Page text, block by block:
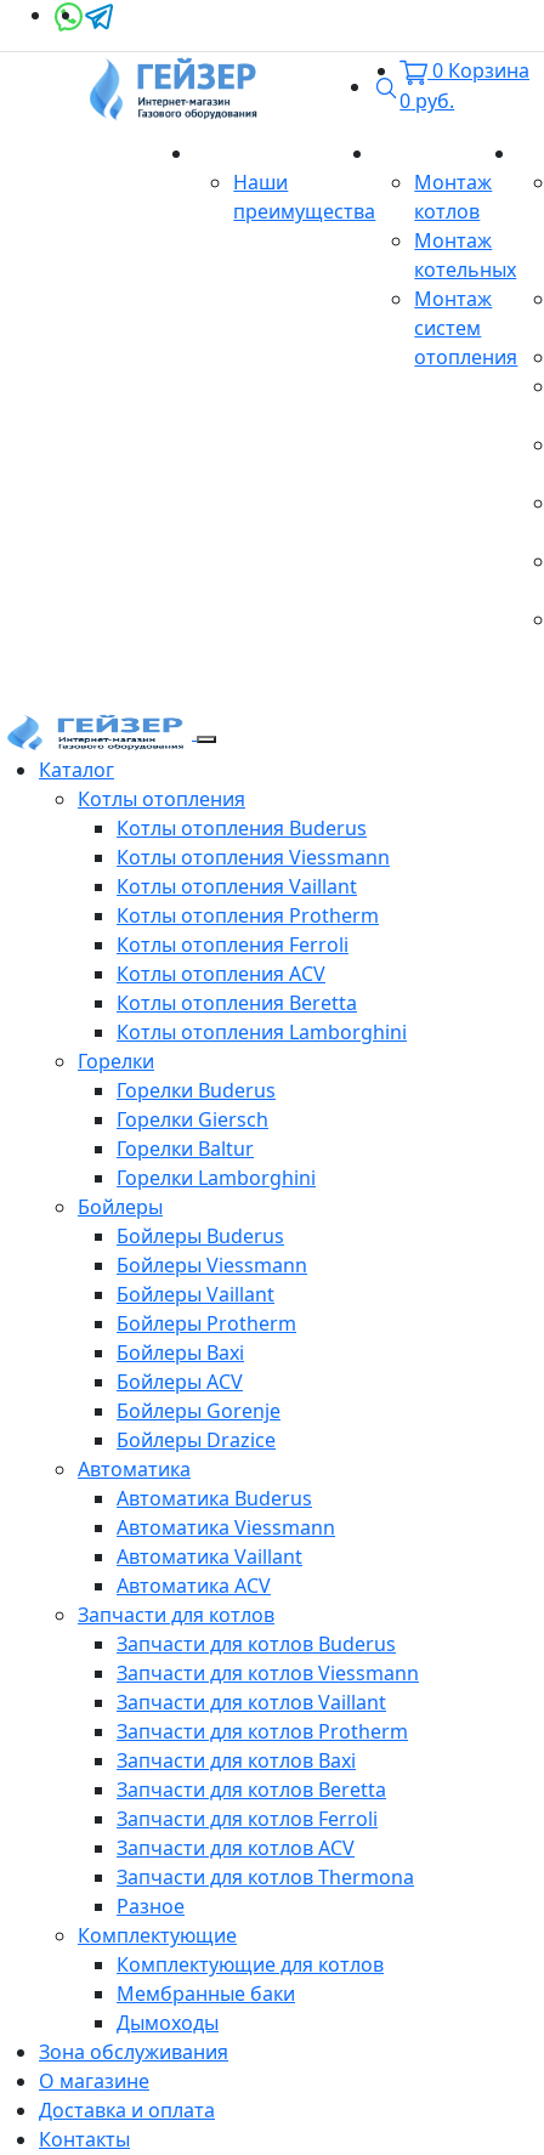
Поиск
0 Корзина
0 руб.
Наши
преимущества
Монтаж
котлов
Монтаж
котельных
Монтаж
систем
отопления
Каталог
Котлы отопления
Котлы отопления Buderus
Котлы отопления Viessmann
Котлы отопления Vaillant
Котлы отопления Protherm
Котлы отопления Ferroli
Котлы отопления ACV
Котлы отопления Beretta
Котлы отопления Lamborghini
Горелки
Горелки Buderus
Горелки Giersch
Горелки Baltur
Горелки Lamborghini
Бойлеры
Бойлеры Buderus
Бойлеры Viessmann
Бойлеры Vaillant
Бойлеры Protherm
Бойлеры Baxi
Бойлеры ACV
Бойлеры Gorenje
Бойлеры Drazice
Автоматика
Автоматика Buderus
Автоматика Viessmann
Автоматика Vaillant
Автоматика ACV
Запчасти для котлов
Запчасти для котлов Buderus
Запчасти для котлов Viessmann
Запчасти для котлов Vaillant
Запчасти для котлов Protherm
Запчасти для котлов Baxi
Запчасти для котлов Beretta
Запчасти для котлов Ferroli
Запчасти для котлов ACV
Запчасти для котлов Thermona
Разное
Комплектующие
Комплектующие для котлов
Мембранные баки
Дымоходы
Зона обслуживания
О магазине
Доставка и оплата
Контакты